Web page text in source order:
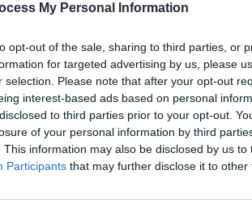
My Personal Information
opt-out of the sale, sharing to third parties, or
for targeted advertising by us, please
selection. Please note that after your opt-out
interest-based ads based on personal
to third parties prior to your opt-out.
of your personal information by third
This information may also be disclosed by us
Participants that may further disclose it to other
Alle Sender
Investigation)